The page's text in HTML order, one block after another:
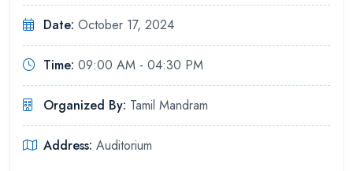
Date: October 17, 2024
Time: 09:00 AM - 04:30 PM
Organized By: Tamil Mandram
Address: Auditorium